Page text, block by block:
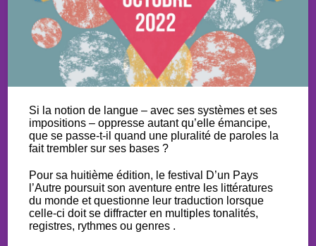
Si la notion de langue – avec ses systèmes et ses
impositions – oppresse autant qu’elle émancipe,
que se passe-t-il quand une pluralité de paroles la
fait trembler sur ses bases ?
Pour sa huitième édition, le festival D’un Pays
l’Autre poursuit son aventure entre les littératures
du monde et questionne leur traduction lorsque
celle-ci doit se diffracter en multiples tonalités,
registres, rythmes ou genres .